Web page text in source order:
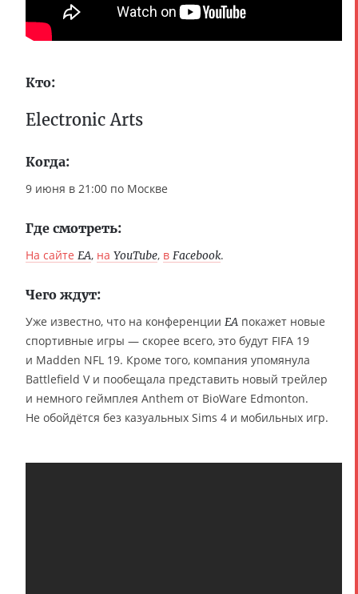
Кто:
Electronic Arts
Когда:
9 июня в 21:00 по Москве
Где смотреть:
На сайте EA, на YouTube, в Facebook.
Чего ждут:
Уже известно, что на конференции EA покажет новые
спортивные игры — скорее всего, это будут FIFA 19
и Madden NFL 19. Кроме того, компания упомянула
Battlefield V и пообещала представить новый трейлер
и немного геймплея Anthem от BioWare Edmonton.
Не обойдётся без казуальных Sims 4 и мобильных игр.